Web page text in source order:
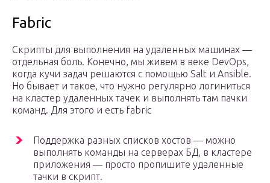
Fabric
Скрипты для выполнения на удаленных машинах —
отдельная боль. Конечно, мы живем в веке DevOps,
когда кучи задач решаются с помощью Salt и Ansible.
Но бывает и такое, что нужно регулярно логиниться
на кластер удаленных тачек и выполнять там пачки
команд. Для этого и есть fabric
Поддержка разных списков хостов — можно
выполнять команды на серверах БД, в кластере
приложения — просто пропишите удаленные
тачки в скрипт.